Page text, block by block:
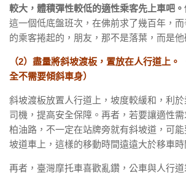
較大，體積彈性較低的適性乘客先上車吧。
這一個低底盤班次，在佛前求了幾百年，
的乘客捲起的，朋友，那不是落葉，而是他
（2）盡量將斜坡渡板，置放在人行道上。
全不需要傾斜車身）
斜坡渡板放置人行道上，坡度較緩和，利
司機，提高安全保障。再者，若要讓適性
柏油路，不一定在站牌旁就有斜坡道，可
坡道車上，這樣的移動時間遠遠大於移車時
再者，臺灣摩托車喜歡亂鑽，公車與人行